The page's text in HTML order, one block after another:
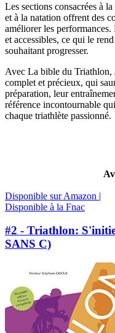
Les sections consacrées à
et à la natation offrent des
améliorer les
et accessibles, ce qui le
souhaitant progresser.
Avec La bible du Triathlon,
complet et précieux, qui
préparation, leur
référence incontournable
chaque triathlète passionné.
Disponible sur Amazon |
Disponible à la Fnac
#2 - Triathlon:
SANS C)